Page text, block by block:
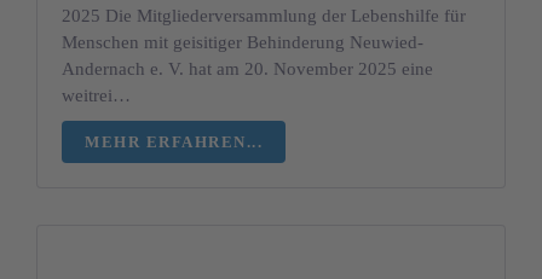
2025 Die Mitgliederversammlung der Lebenshilfe für
Menschen mit geisitiger Behinderung Neuwied-
Andernach e. V. hat am 20. November 2025 eine
weitrei…
MEHR ERFAHREN...